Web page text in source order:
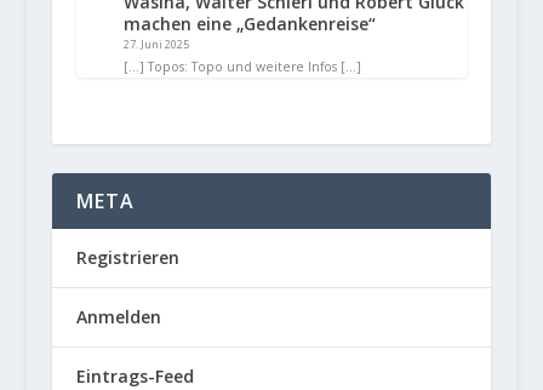
machen eine „Gedankenreise“
27. Juni 2025
[…] Topos: Topo und weitere Infos […]
META
Registrieren
Anmelden
Eintrags-Feed